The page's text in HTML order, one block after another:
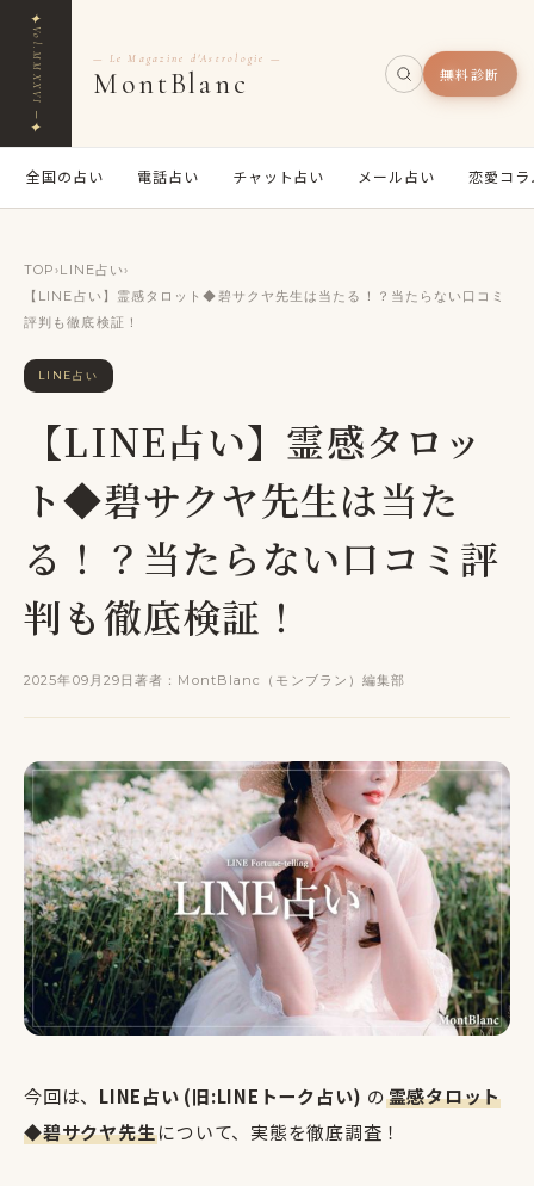
✦
Vol.MMXXVI ─
✦
— Le Magazine d'Astrologie —
MontBlanc 無料診断
全国の占い 電話占い チャット占い メール占い 恋愛コラ
TOP›LINE占い›
【LINE占い】霊感タロット◆碧サクヤ先生は当たる！？当たらない口コミ
評判も徹底検証！
LINE占い
【LINE占い】霊感タロッ
ト◆碧サクヤ先生は当た
る！？当たらない口コミ評
判も徹底検証！
2025年09月29日著者：MontBlanc（モンブラン）編集部
今回は、 LINE占い (旧:LINEトーク占い) の霊感タロット
◆碧サクヤ先生について、実態を徹底調査！